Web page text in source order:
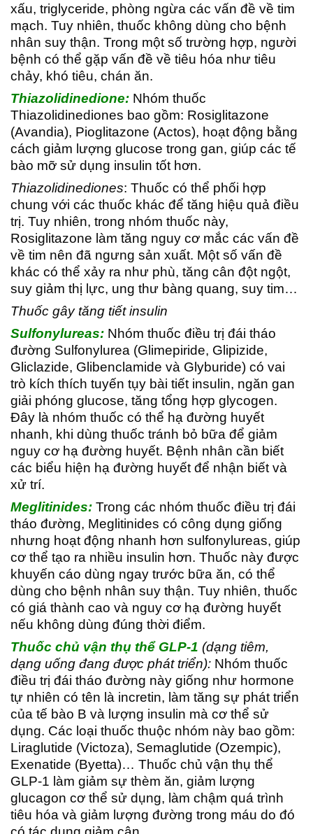
xấu, triglyceride, phòng ngừa các vấn đề về tim
mạch. Tuy nhiên, thuốc không dùng cho bệnh
nhân suy thận. Trong một số trường hợp, người
bệnh có thể gặp vấn đề về tiêu hóa như tiêu
chảy, khó tiêu, chán ăn.
Thiazolidinedione: Nhóm thuốc
Thiazolidinediones bao gồm: Rosiglitazone
(Avandia), Pioglitazone (Actos), hoạt động bằng
cách giảm lượng glucose trong gan, giúp các tế
bào mỡ sử dụng insulin tốt hơn.
Thiazolidinediones: Thuốc có thể phối hợp
chung với các thuốc khác để tăng hiệu quả điều
trị. Tuy nhiên, trong nhóm thuốc này,
Rosiglitazone làm tăng nguy cơ mắc các vấn đề
về tim nên đã ngưng sản xuất. Một số vấn đề
khác có thể xảy ra như phù, tăng cân đột ngột,
suy giảm thị lực, ung thư bàng quang, suy tim…
Thuốc gây tăng tiết insulin
Sulfonylureas: Nhóm thuốc điều trị đái tháo
đường Sulfonylurea (Glimepiride, Glipizide,
Gliclazide, Glibenclamide và Glyburide) có vai
trò kích thích tuyến tụy bài tiết insulin, ngăn gan
giải phóng glucose, tăng tổng hợp glycogen.
Đây là nhóm thuốc có thể hạ đường huyết
nhanh, khi dùng thuốc tránh bỏ bữa để giảm
nguy cơ hạ đường huyết. Bệnh nhân cần biết
các biểu hiện hạ đường huyết để nhận biết và
xử trí.
Meglitinides: Trong các nhóm thuốc điều trị đái
tháo đường, Meglitinides có công dụng giống
nhưng hoạt động nhanh hơn sulfonylureas, giúp
cơ thể tạo ra nhiều insulin hơn. Thuốc này được
khuyến cáo dùng ngay trước bữa ăn, có thể
dùng cho bệnh nhân suy thận. Tuy nhiên, thuốc
có giá thành cao và nguy cơ hạ đường huyết
nếu không dùng đúng thời điểm.
Thuốc chủ vận thụ thể GLP-1 (dạng tiêm,
dạng uống đang được phát triển): Nhóm thuốc
điều trị đái tháo đường này giống như hormone
tự nhiên có tên là incretin, làm tăng sự phát triển
của tế bào B và lượng insulin mà cơ thể sử
dụng. Các loại thuốc thuộc nhóm này bao gồm:
Liraglutide (Victoza), Semaglutide (Ozempic),
Exenatide (Byetta)… Thuốc chủ vận thụ thể
GLP-1 làm giảm sự thèm ăn, giảm lượng
glucagon cơ thể sử dụng, làm chậm quá trình
tiêu hóa và giảm lượng đường trong máu do đó